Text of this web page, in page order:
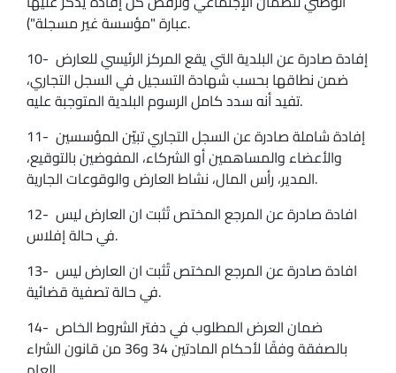
عبارة "مؤسسة غير مسجلة").
10- إفادة صادرة عن البلدية التي يقع المركز الرئيسي للعارض
ضمن نطاقها بحسب شهادة التسجيل في السجل التجاري،
تفيد أنه سدد كامل الرسوم البلدية المتوجبة عليه.
11- إفادة شاملة صادرة عن السجل التجاري تبيّن المؤسسين
والأعضاء والمساهمين أو الشركاء، المفوضين بالتوقيع،
المدير، رأس المال، نشاط العارض والوقوعات الجارية.
12- افادة صادرة عن المرجع المختص تُثبت ان العارض ليس
في حالة إفلاس.
13- افادة صادرة عن المرجع المختص تُثبت ان العارض ليس
في حالة تصفية قضائية.
14- ضمان العرض المطلوب في دفتر الشروط الخاص
بالصفقة وفقًا لأحكام المادتين 34 و36 من قانون الشراء